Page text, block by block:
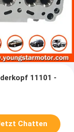
11101 -
Chatten